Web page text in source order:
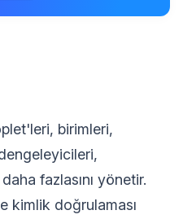
birimleri,
fazlasını yönetir.
kimlik doğrulaması